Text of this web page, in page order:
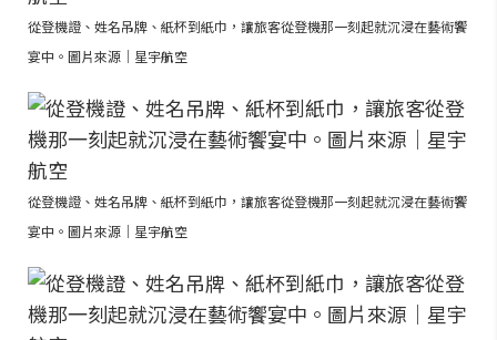
從登機證、姓名吊牌、紙杯到紙巾，讓旅客從登機那一刻起就沉浸在藝術饗
宴中。圖片來源｜星宇航空
從登機證、姓名吊牌、紙杯到紙巾，讓旅客從登機那一刻起就沉浸在藝術饗
宴中。圖片來源｜星宇航空